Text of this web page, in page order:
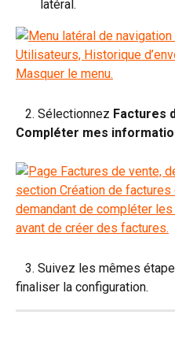
latéral.
   2. Sélectionnez
Factures
Compléter mes
3. Suivez les mêmes
finaliser la configuration.